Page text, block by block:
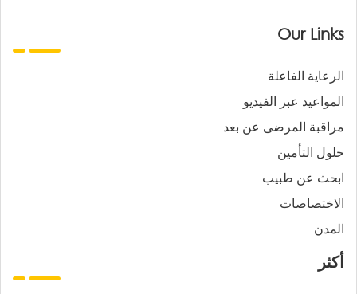
Our Links
الرعاية الفاعلة
المواعيد عبر الفيديو
مراقبة المرضى عن بعد
حلول التأمين
ابحث عن طبيب
الاختصاصات
المدن
أكثر